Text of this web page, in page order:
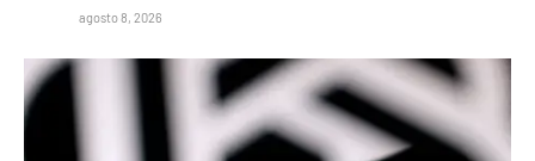
agosto 8, 2026